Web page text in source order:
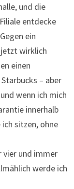
und die
entdecke
ein
wirklich
einen
– aber
wenn ich mich
innerhalb
sitzen, ohne
vier und immer
werde ich